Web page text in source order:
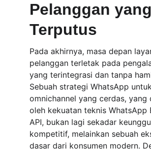
Pelanggan
Terputus
Pada akhirnya, masa depan
pelanggan terletak pada
yang terintegrasi dan tanpa
Sebuah strategi WhatsApp
omnichannel yang cerdas, yang
oleh kekuatan teknis WhatsApp
API, bukan lagi sekadar
kompetitif, melainkan sebuah
dasar dari konsumen modern.